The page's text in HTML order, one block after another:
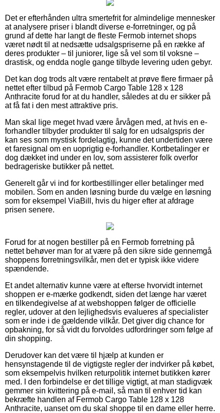
Det er efterhånden ultra smertefrit for almindelige mennesker
at analysere priser i blandt diverse e-forretninger, og på
grund af dette har langt de fleste Fermob internet shops
været nødt til at nedsætte udsalgspriserne på en række af
deres produkter – til juniorer, lige så vel som til voksne –
drastisk, og endda nogle gange tilbyde levering uden gebyr.
Det kan dog trods alt være rentabelt at prøve flere firmaer på
nettet efter tilbud på Fermob Cargo Table 128 x 128
Anthracite forud for at du handler, således at du er sikker på
at få fat i den mest attraktive pris.
Man skal lige meget hvad være årvågen med, at hvis en e-
forhandler tilbyder produkter til salg for en udsalgspris der
kan ses som mystisk fordelagtig, kunne det undertiden være
et faresignal om en uoprigtig e-forhandler. Kortbetalinger er
dog dækket ind under en lov, som assisterer folk overfor
bedrageriske butikker på nettet.
Generelt går vi ind for kortbestillinger eller betalinger med
mobilen. Som en anden løsning burde du vælge en løsning
som for eksempel ViaBill, hvis du higer efter at afdrage
prisen senere.
Forud for at nogen bestiller på en Fermob forretning på
nettet behøver man for at være på den sikre side gennemgå
shoppens forretningsvilkår, men det er typisk ikke videre
spændende.
Et andet alternativ kunne være at efterse hvorvidt internet
shoppen er e-mærke godkendt, siden det længe har været
en tilkendegivelse af at webshoppen følger de officielle
regler, udover at den lejlighedsvis evalueres af specialister
som er inde i de gældende vilkår. Det giver dig chance for
opbakning, for så vidt du forvoldes udfordringer som følge af
din shopping.
Derudover kan det være til hjælp at kunden er
hensynstagende til de vigtigste regler der indvirker på købet,
som eksempelvis hvilken returpolitik internet butikken kører
med. I den forbindelse er det tillige vigtigt, at man stadigvæk
gemmer sin kvittering på e-mail, så man til enhver tid kan
bekræfte handlen af Fermob Cargo Table 128 x 128
Anthracite, uanset om du skal shoppe til en dame eller herre.